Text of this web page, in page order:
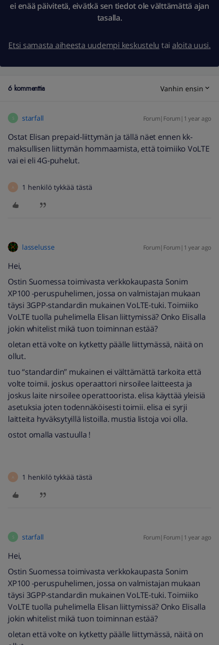
ei enää päivitetä, eivätkä sen tiedot ole välttämättä ajan
tasalla.
Etsi samasta aiheesta uudempi keskustelu tai aloita uusi.
6 kommenttia Vanhin ensin
S starfall Forum|Forum|1 year ago
Ostat Elisan prepaid-liittymän ja tällä näet ennen kk-
maksullisen liittymän hommaamista, että toimiiko VoLTE
vai ei eli 4G-puhelut.
A 1 henkilö tykkää tästä
lasselusse Forum|Forum|1 year ago
Hei,
Ostin Suomessa toimivasta verkkokaupasta Sonim
XP100 -peruspuhelimen, jossa on valmistajan mukaan
täysi 3GPP-standardin mukainen VoLTE-tuki. Toimiiko
VoLTE tuolla puhelimella Elisan liittymissä? Onko Elisalla
jokin whitelist mikä tuon toiminnan estää?
oletan että volte on kytketty päälle liittymässä, näitä on
ollut.
tuo “standardin” mukainen ei välttämättä tarkoita että
volte toimii. joskus operaattori nirsoilee laitteesta ja
joskus laite nirsoilee operattoorista. elisa käyttää yleisiä
asetuksia joten todennäköisesti toimii. elisa ei syrji
laitteita hyväksytyillä listoilla. mustia listoja voi olla.
ostot omalla vastuulla !
A 1 henkilö tykkää tästä
S starfall Forum|Forum|1 year ago
Hei,
Ostin Suomessa toimivasta verkkokaupasta Sonim
XP100 -peruspuhelimen, jossa on valmistajan mukaan
täysi 3GPP-standardin mukainen VoLTE-tuki. Toimiiko
VoLTE tuolla puhelimella Elisan liittymissä? Onko Elisalla
jokin whitelist mikä tuon toiminnan estää?
oletan että volte on kytketty päälle liittymässä, näitä on